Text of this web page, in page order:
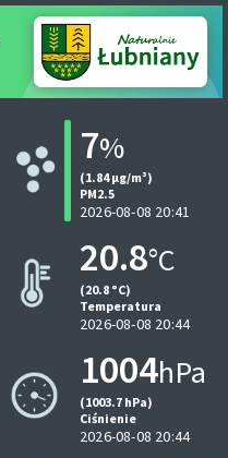
7%
(1.84 µg/m³)
PM2.5
2026-08-08 20:41
20.8°C
(20.8 °C)
Temperatura
2026-08-08 20:44
1004hPa
(1003.7 hPa)
Ciśnienie
2026-08-08 20:44